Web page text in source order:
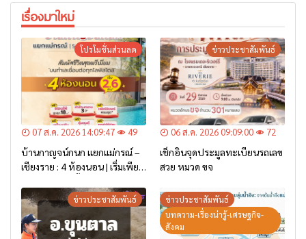
เรื่องมาใหม่
โปรโมชั่นส่วนลด
07 ส.ค. 2026 14:09:47 49
บ้านกาญจน์กนก แยกแม่กรณ์ –
เชียงราย : 4 ห้องนอน | เริ่มเพียง
ข่าวประชาสัมพันธ์
06 ส.ค. 2026 09:09:00 72
เช็กอินจุดประมูลทะเบียนรถเลข
สวย หมวด ขจ
ข่าวประชาสัมพันธ์
ข่าวประชาสัมพันธ์
บทความ-เรื่องน่ารู้-เศรษฐกิจ-
สังคม